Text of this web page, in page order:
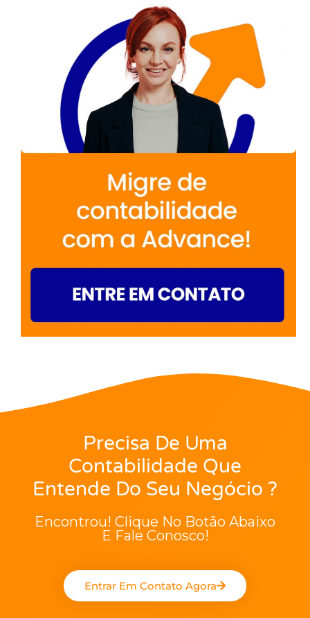
Precisa De Uma
Contabilidade Que
Entende Do Seu Negócio ?
Encontrou! Clique No Botão Abaixo
E Fale Conosco!
Entrar Em Contato Agora